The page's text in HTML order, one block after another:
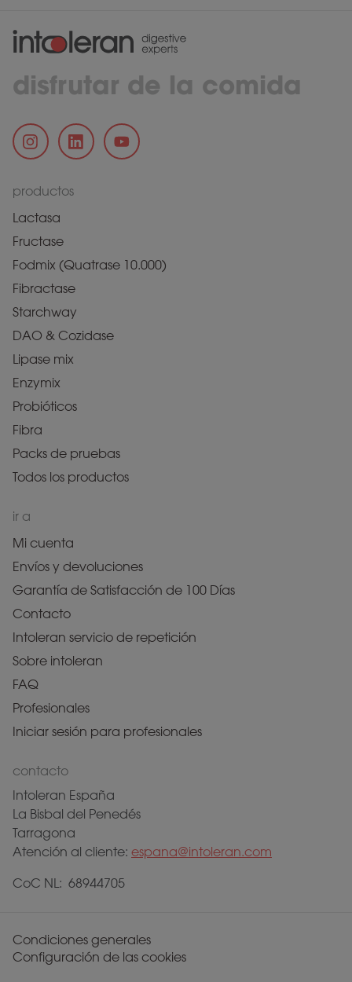
disfrutar de la comida
productos
Lactasa
Fructase
Fodmix (Quatrase 10.000)
Fibractase
Starchway
DAO & Cozidase
Lipase mix
Enzymix
Probióticos
Fibra
Packs de pruebas
Todos los productos
ir a
Mi cuenta
Envíos y devoluciones
Garantía de Satisfacción de 100 Días
Contacto
Intoleran servicio de repetición
Sobre intoleran
FAQ
Profesionales
Iniciar sesión para profesionales
contacto
Intoleran España
La Bisbal del Penedés
Tarragona
Atención al cliente: espana@intoleran.com
CoC NL: 68944705
Condiciones generales
Configuración de las cookies